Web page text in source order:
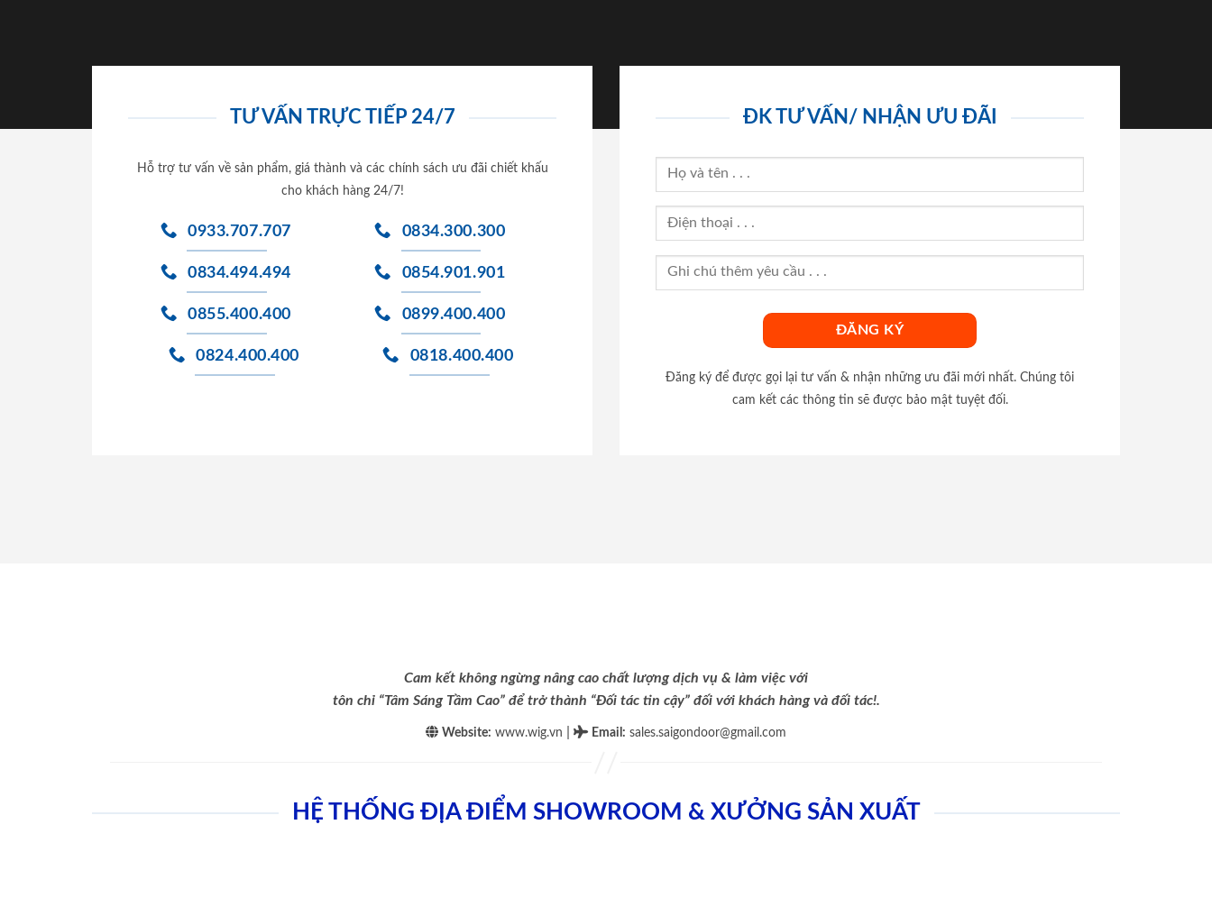
TƯ VẤN TRỰC TIẾP 24/7
Hỗ trợ tư vấn về sản phẩm, giá thành và các chính sách ưu đãi chiết khấu
cho khách hàng 24/7!
0933.707.707
0834.494.494
0855.400.400
0824.400.400
0834.300.300
0854.901.901
0899.400.400
0818.400.400
ĐK TƯ VẤN/ NHẬN ƯU ĐÃI
Đăng ký để được gọi lại tư vấn & nhận những ưu đãi mới nhất. Chúng tôi
cam kết các thông tin sẽ được bảo mật tuyệt đối.
Cam kết không ngừng nâng cao chất lượng dịch vụ & làm việc với
tôn chỉ “Tâm Sáng Tầm Cao” để trở thành “Đối tác tin cậy” đối với khách hàng và đối tác!.
Website: www.wig.vn Email : sales.saigondoor@gmail.com
HỆ THỐNG ĐỊA ĐIỂM SHOWROOM & XƯỞNG SẢN XUẤT